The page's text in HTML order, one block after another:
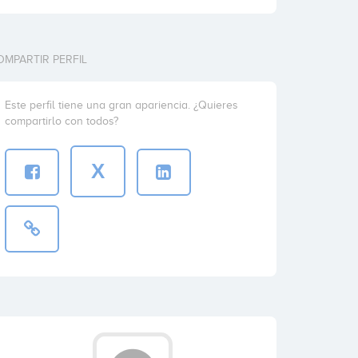
PERFIL
Este perfil tiene una gran apariencia. ¿Quieres
compartirlo con todos?
X